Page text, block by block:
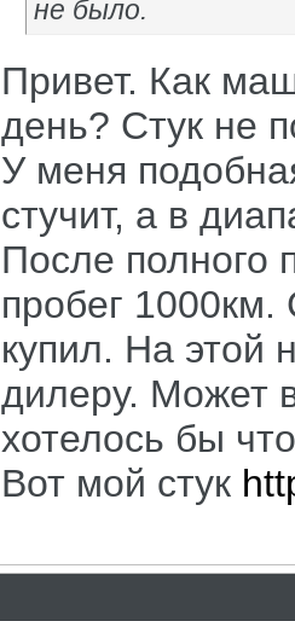
не было.
Привет. Как
день? Стук не
У меня
стучит, а в
После полного
пробег 1000км.
купил. На этой
дилеру. Может
хотелось бы
Вот мой стук